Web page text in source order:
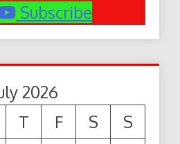
Subscribe
2026
T F S
S